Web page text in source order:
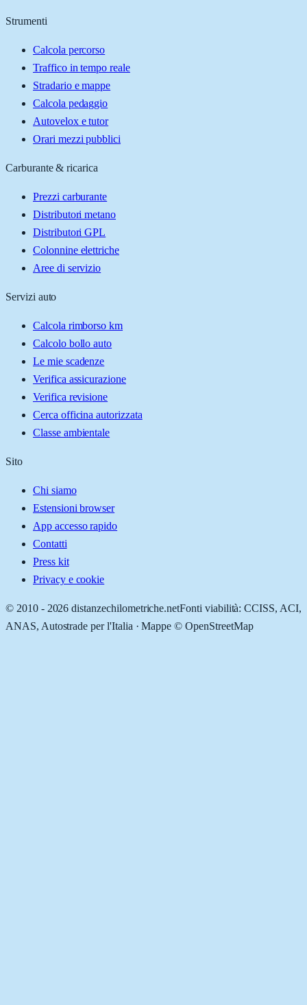
Strumenti
Calcola percorso
Traffico in tempo reale
Stradario e mappe
Calcola pedaggio
Autovelox e tutor
Orari mezzi pubblici
Carburante & ricarica
Prezzi carburante
Distributori metano
Distributori GPL
Colonnine elettriche
Aree di servizio
Servizi auto
Calcola rimborso km
Calcolo bollo auto
Le mie scadenze
Verifica assicurazione
Verifica revisione
Cerca officina autorizzata
Classe ambientale
Sito
Chi siamo
Estensioni browser
App accesso rapido
Contatti
Press kit
Privacy e cookie
© 2010 - 2026 distanzechilometriche.netFonti viabilità: CCISS, ACI,
ANAS, Autostrade per l'Italia · Mappe © OpenStreetMap